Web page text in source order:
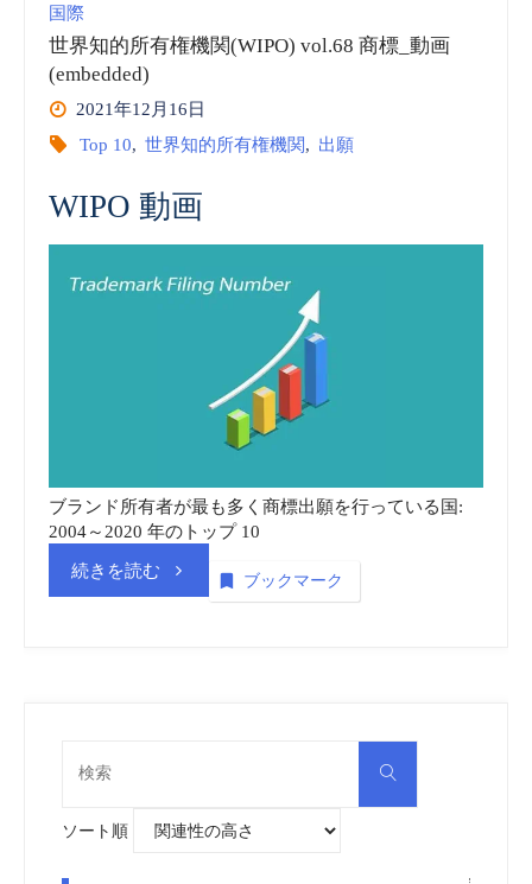
(WIPO)
_
国際
世界知的所有権機関(WIPO) vol.68 商標_動画
(embedded)
2021年12月16日
Top 10, 世界知的所有権機関, 出願
WIPO 動画
ブランド所有者が最も多く商標出願を行っている国:
2004～2020 年のトップ 10
続きを読む“世
有
ブックマーク
検
ソート順